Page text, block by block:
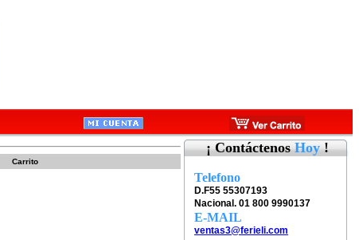
Carrito
¡ ContáctenosHoy!
Telefono
D.F55 55307193
Nacional. 01 800 9990137
E-MAIL
ventas3@ferieli.com